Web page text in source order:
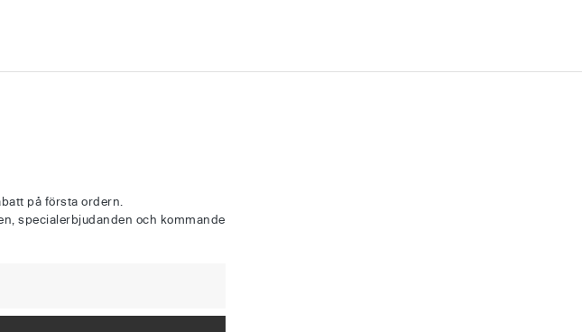
på första ordern.
specialerbjudanden och kommande